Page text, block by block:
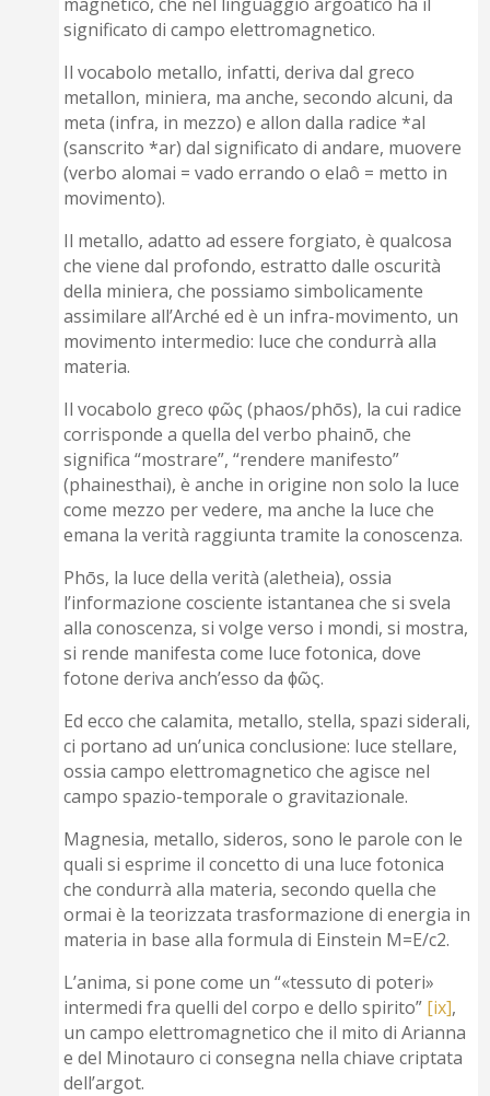
significato di campo elettromagnetico.
Il vocabolo metallo, infatti, deriva dal greco
metallon, miniera, ma anche, secondo alcuni, da
meta (infra, in mezzo) e allon dalla radice *al
(sanscrito *ar) dal significato di andare, muovere
(verbo alomai = vado errando o elaô = metto in
movimento).
Il metallo, adatto ad essere forgiato, è qualcosa
che viene dal profondo, estratto dalle oscurità
della miniera, che possiamo simbolicamente
assimilare all’Arché ed è un infra-movimento, un
movimento intermedio: luce che condurrà alla
materia.
Il vocabolo greco φῶς (phaos/phōs), la cui radice
corrisponde a quella del verbo phainō, che
significa “mostrare”, “rendere manifesto”
(phainesthai), è anche in origine non solo la luce
come mezzo per vedere, ma anche la luce che
emana la verità raggiunta tramite la conoscenza.
Phōs, la luce della verità (aletheia), ossia
l’informazione cosciente istantanea che si svela
alla conoscenza, si volge verso i mondi, si mostra,
si rende manifesta come luce fotonica, dove
fotone deriva anch’esso da ϕῶς.
Ed ecco che calamita, metallo, stella, spazi siderali,
ci portano ad un’unica conclusione: luce stellare,
ossia campo elettromagnetico che agisce nel
campo spazio-temporale o gravitazionale.
Magnesia, metallo, sideros, sono le parole con le
quali si esprime il concetto di una luce fotonica
che condurrà alla materia, secondo quella che
ormai è la teorizzata trasformazione di energia in
materia in base alla formula di Einstein M=E/c2.
L’anima, si pone come un “«tessuto di poteri»
intermedi fra quelli del corpo e dello spirito” [ix],
un campo elettromagnetico che il mito di Arianna
e del Minotauro ci consegna nella chiave criptata
dell’argot.